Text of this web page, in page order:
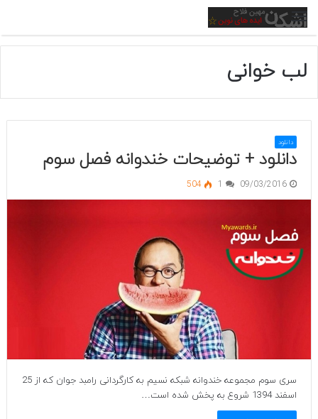
منو
لب خوانی
دانلود
دانلود + توضیحات خندوانه فصل سوم
09/03/2016
1
504
سری سوم مجموعه خندوانه شبکه نسیم به کارگردانی رامبد جوان که از 25
اسفند 1394 شروع به پخش شده است…